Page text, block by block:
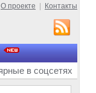
О проекте Контакты
в соцсетях